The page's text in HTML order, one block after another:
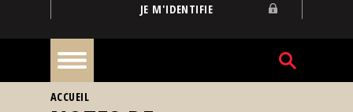
JE M'IDENTIFIE
À
VOUS ÊTES ICI
ACCUEIL